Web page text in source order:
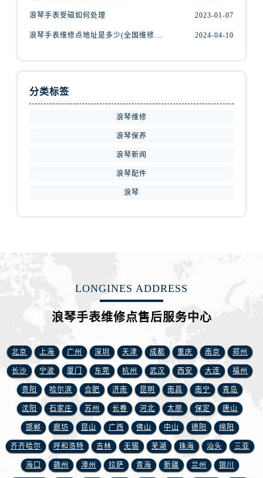
浪琴手表受磁如何处理 2023-01-07
2024-04-10
分类标签
浪琴维修
浪琴保养
浪琴新闻
浪琴配件
浪琴
LONGINES ADDRESS
浪琴手表维修点售后服务中心
北京 上海 广州 深圳 天津 成都 重庆 南京 郑州
长沙 宁波 厦门 东莞 杭州 武汉 西安 大连 福州
贵阳 哈尔滨 合肥 济南 昆明 南昌 南宁 青岛
沈阳 石家庄 苏州 长春 河北 太原 保定 唐山
邯郸 廊坊 昆山 广西 佛山 中山 德阳 绵阳
齐齐哈尔 呼和浩特 吉林 无锡 芜湖 珠海 汕头 三亚
海口 赣州 漳州 拉萨 青海 新疆 兰州 银川